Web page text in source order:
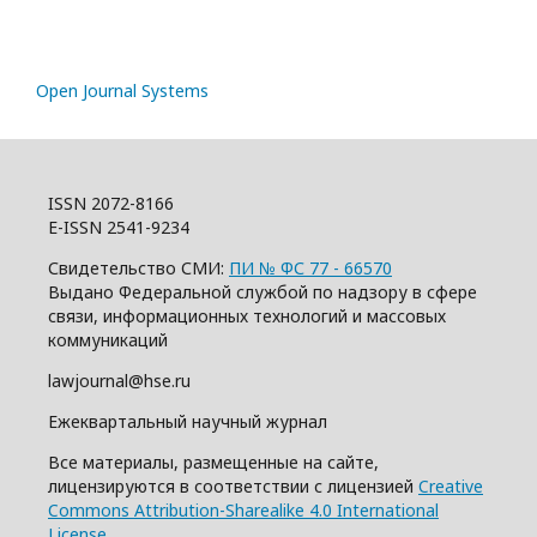
Open Journal Systems
ISSN 2072-8166
E-ISSN 2541-9234
Свидетельство СМИ: ПИ № ФС 77 - 66570
Выдано Федеральной службой по надзору в сфере
связи, информационных технологий и массовых
коммуникаций
lawjournal@hse.ru
Ежеквартальный научный журнал
Все материалы, размещенные на сайте,
лицензируются в соответствии с лицензией Creative
Commons Attribution-Sharealike 4.0 International